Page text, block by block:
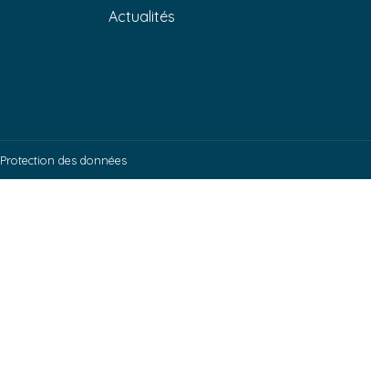
Actualités
Protection des données